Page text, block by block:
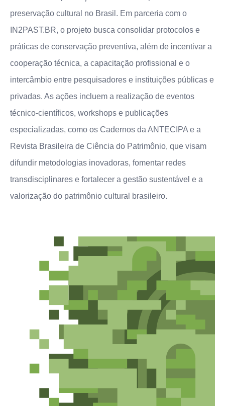
preservação cultural no Brasil. Em parceria com o
IN2PAST.BR, o projeto busca consolidar protocolos e
práticas de conservação preventiva, além de incentivar a
cooperação técnica, a capacitação profissional e o
intercâmbio entre pesquisadores e instituições públicas e
privadas. As ações incluem a realização de eventos
técnico-científicos, workshops e publicações
especializadas, como os Cadernos da ANTECIPA e a
Revista Brasileira de Ciência do Patrimônio, que visam
difundir metodologias inovadoras, fomentar redes
transdisciplinares e fortalecer a gestão sustentável e a
valorização do patrimônio cultural brasileiro.